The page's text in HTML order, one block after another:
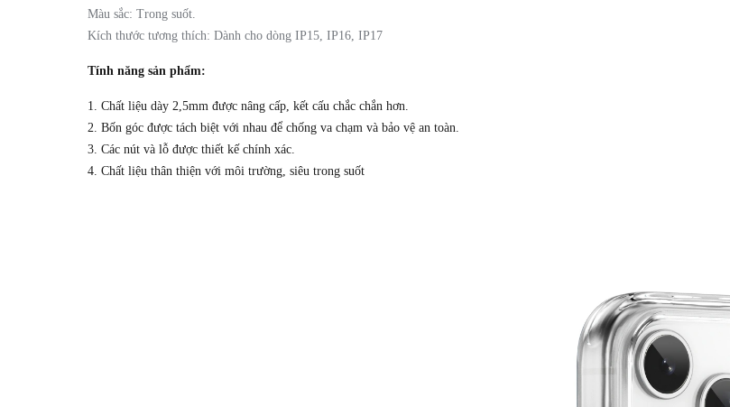
Màu sắc: Trong suốt.
Kích thước tương thích: Dành cho dòng IP15, IP16, IP17
Tính năng sản phẩm:
1. Chất liệu dày 2,5mm được nâng cấp, kết cấu chắc chắn hơn.
2. Bốn góc được tách biệt với nhau để chống va chạm và bảo vệ an toàn.
3. Các nút và lỗ được thiết kế chính xác.
4. Chất liệu thân thiện với môi trường, siêu trong suốt